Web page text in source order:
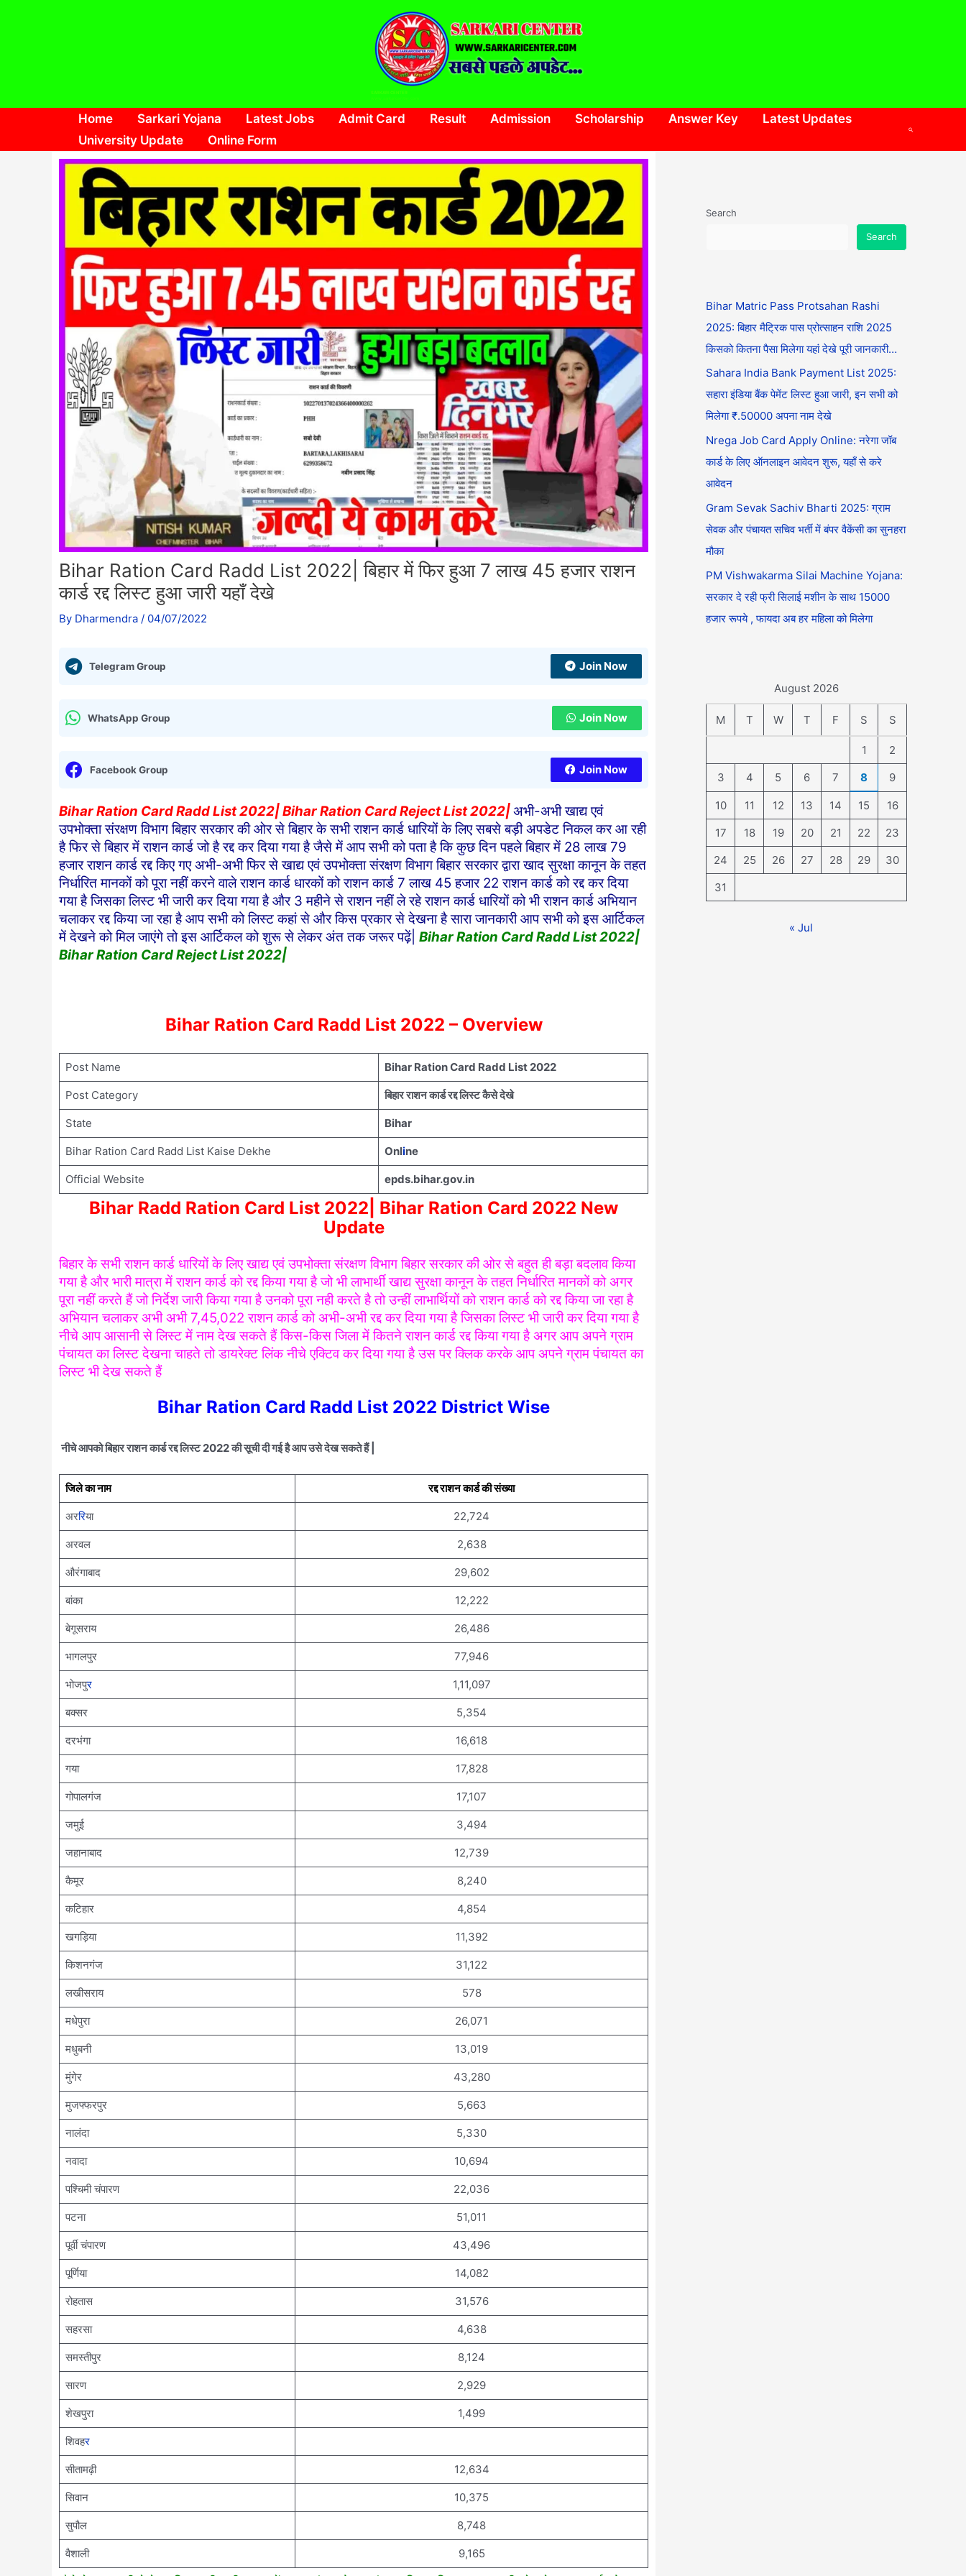
SARKARI CENTER
Home Sarkari Yojana Latest Jobs Admit Card Result Admission Scholarship Answer Key
Latest Updates
University Update
Online Form
Search
Bihar Ration Card Radd List 2022| बिहार में फिर हुआ 7 लाख 45 हजार राशन
कार्ड रद्द लिस्ट हुआ जारी यहाँ देखे
By Dharmendra / 04/07/2022
Telegram Group Join Now
WhatsApp Group Join Now
Facebook Group Join Now
Bihar Ration Card Radd List 2022| Bihar Ration Card Reject List 2022|अभी-अभी खाद्य एवं
उपभोक्ता संरक्षण विभाग बिहार सरकार की ओर से बिहार के सभी राशन कार्ड धारियों के लिए सबसे बड़ी अपडेट निकल कर आ रही
है फिर से बिहार में राशन कार्ड जो है रद्द कर दिया गया है जैसे में आप सभी को पता है कि कुछ दिन पहले बिहार में 28 लाख 79
हजार राशन कार्ड रद्द किए गए अभी-अभी फिर से खाद्य एवं उपभोक्ता संरक्षण विभाग बिहार सरकार द्वारा खाद सुरक्षा कानून के तहत
निर्धारित मानकों को पूरा नहीं करने वाले राशन कार्ड धारकों को राशन कार्ड 7 लाख 45 हजार 22 राशन कार्ड को रद्द कर दिया
गया है जिसका लिस्ट भी जारी कर दिया गया है और 3 महीने से राशन नहीं ले रहे राशन कार्ड धारियों को भी राशन कार्ड अभियान
चलाकर रद्द किया जा रहा है आप सभी को लिस्ट कहां से और किस प्रकार से देखना है सारा जानकारी आप सभी को इस आर्टिकल
में देखने को मिल जाएंगे तो इस आर्टिकल को शुरू से लेकर अंत तक जरूर पढ़ें| Bihar Ration Card Radd List 2022|
Bihar Ration Card Reject List 2022|
Bihar Ration Card Radd List 2022 – Overview
Post Name Bihar Ration Card Radd List 2022
Post Category बिहार राशन कार्ड रद्द लिस्ट कैसे देखे
State Bihar
Bihar Ration Card Radd List Kaise Dekhe Online
Official Website epds.bihar.gov.in
Bihar Radd Ration Card List 2022| Bihar Ration Card 2022 New
Update
बिहार के सभी राशन कार्ड धारियों के लिए खाद्य एवं उपभोक्ता संरक्षण विभाग बिहार सरकार की ओर से बहुत ही बड़ा बदलाव किया
गया है और भारी मात्रा में राशन कार्ड को रद्द किया गया है जो भी लाभार्थी खाद्य सुरक्षा कानून के तहत निर्धारित मानकों को अगर
पूरा नहीं करते हैं जो निर्देश जारी किया गया है उनको पूरा नही करते है तो उन्हीं लाभार्थियों को राशन कार्ड को रद्द किया जा रहा है
अभियान चलाकर अभी अभी 7,45,022 राशन कार्ड को अभी-अभी रद्द कर दिया गया है जिसका लिस्ट भी जारी कर दिया गया है
नीचे आप आसानी से लिस्ट में नाम देख सकते हैं किस-किस जिला में कितने राशन कार्ड रद्द किया गया है अगर आप अपने ग्राम
पंचायत का लिस्ट देखना चाहते तो डायरेक्ट लिंक नीचे एक्टिव कर दिया गया है उस पर क्लिक करके आप अपने ग्राम पंचायत का
लिस्ट भी देख सकते हैं
Bihar Ration Card Radd List 2022 District Wise
नीचे आपको बिहार राशन कार्ड रद्द लिस्ट 2022 की सूची दी गई है आप उसे देख सकते हैं |
जिले का नाम रद्द राशन कार्ड की संख्या
अररिया 22,724
अरवल 2,638
औरंगाबाद 29,602
बांका 12,222
बेगूसराय 26,486
भागलपुर 77,946
भोजपुर 1,11,097
बक्सर 5,354
दरभंगा 16,618
गया 17,828
गोपालगंज 17,107
जमुई 3,494
जहानाबाद 12,739
कैमूर 8,240
कटिहार 4,854
खगड़िया 11,392
किशनगंज 31,122
लखीसराय 578
मधेपुरा 26,071
मधुबनी 13,019
मुंगेर 43,280
मुजफ्फरपुर 5,663
नालंदा 5,330
नवादा 10,694
पश्चिमी चंपारण 22,036
पटना 51,011
पूर्वी चंपारण 43,496
पूर्णिया 14,082
रोहतास 31,576
सहरसा 4,638
समस्तीपुर 8,124
सारण 2,929
शेखपुरा 1,499
शिवहर
सीतामढ़ी 12,634
सिवान 10,375
सुपौल 8,748
वैशाली 9,165
Search
Search
Bihar Matric Pass Protsahan Rashi
2025: बिहार मैट्रिक पास प्रोत्साहन राशि 2025
किसको कितना पैसा मिलेगा यहां देखे पूरी जानकारी…
Sahara India Bank Payment List 2025:
सहारा इंडिया बैंक पेमेंट लिस्ट हुआ जारी, इन सभी को
मिलेगा ₹.50000 अपना नाम देखे
Nrega Job Card Apply Online: नरेगा जॉब
कार्ड के लिए ऑनलाइन आवेदन शुरू, यहाँ से करे
आवेदन
Gram Sevak Sachiv Bharti 2025: ग्राम
सेवक और पंचायत सचिव भर्ती में बंपर वैकेंसी का सुनहरा
मौका
PM Vishwakarma Silai Machine Yojana:
सरकार दे रही फ्री सिलाई मशीन के साथ 15000
हजार रूपये , फायदा अब हर महिला को मिलेगा
August 2026
M T W T F S S
1
2
3
4 5 6 7 8 9
10 11 12 13 14 15
16
17
18 19 20 21 22
23
24
25 26 27 28 29
30
31
« Jul